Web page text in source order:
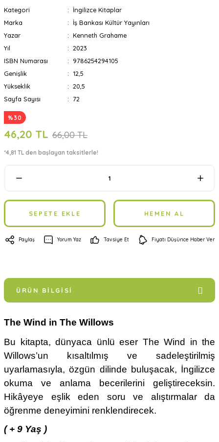
Kategori
İngilizce Kitaplar
Marka
İş Bankası Kültür Yayınları
Yazar
Kenneth Grahame
Yıl
2023
ISBN Numarası
9786254294105
Genişlik
12,5
Yükseklik
20,5
Sayfa Sayısı
72
%30
46,20 TL 66,00 TL
*4,81 TL den başlayan taksitlerle!
SEPETE EKLE HEMEN AL
Paylaş Yorum Yaz Tavsiye Et Fiyatı Düşünce Haber Ver
ÜRÜN BILGISI
The Wind in The Willows
Bu kitapta, dünyaca ünlü eser The Wind in the
Willows’un kısaltılmış ve sadeleştirilmiş
uyarlamasıyla, özgün dilinde buluşacak, İngilizce
okuma ve anlama becerilerini geliştireceksin.
Hikâyeye eşlik eden soru ve alıştırmalar da
öğrenme deneyimini renklendirecek.
( + 9 Yaş )